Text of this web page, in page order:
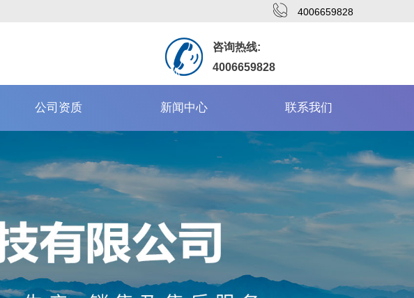
4006659828
咨询热线:
4006659828
公司资质 新闻中心 联系我们